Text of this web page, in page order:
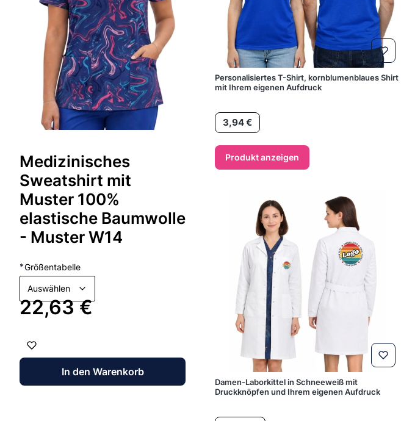
Medizinisches
Sweatshirt mit
Muster 100%
elastische Baumwolle
- Muster W14
*Größentabelle
Auswählen
Preis
22,63 €
In den Warenkorb
Personalisiertes T-Shirt, kornblumenblaues Shirt
mit Ihrem eigenen Aufdruck
Preis
3,94 €
Produkt anzeigen
Damen-Laborkittel in Schneeweiß mit
Druckknöpfen und Ihrem eigenen Aufdruck